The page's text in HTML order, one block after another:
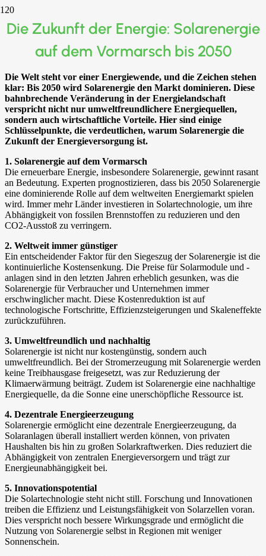
Die Zukunft der Energie: Solarenergie
auf dem Vormarsch bis 2050
Die Welt steht vor einer Energiewende, und die Zeichen stehen
klar: Bis 2050 wird Solarenergie den Markt dominieren. Diese
bahnbrechende Veränderung in der Energielandschaft
verspricht nicht nur umweltfreundlichere Energiequellen,
sondern auch wirtschaftliche Vorteile. Hier sind einige
Schlüsselpunkte, die verdeutlichen, warum Solarenergie die
Zukunft der Energieversorgung ist.
1. Solarenergie auf dem Vormarsch
Die erneuerbare Energie, insbesondere Solarenergie, gewinnt rasant
an Bedeutung. Experten prognostizieren, dass bis 2050 Solarenergie
eine dominierende Rolle auf dem weltweiten Energiemarkt spielen
wird. Immer mehr Länder investieren in Solartechnologie, um ihre
Abhängigkeit von fossilen Brennstoffen zu reduzieren und den
CO2-Ausstoß zu verringern.
2. Weltweit immer günstiger
Ein entscheidender Faktor für den Siegeszug der Solarenergie ist die
kontinuierliche Kostensenkung. Die Preise für Solarmodule und -
anlagen sind in den letzten Jahren erheblich gesunken, was die
Solarenergie für Verbraucher und Unternehmen immer
erschwinglicher macht. Diese Kostenreduktion ist auf
technologische Fortschritte, Effizienzsteigerungen und Skaleneffekte
zurückzuführen.
3. Umweltfreundlich und nachhaltig
Solarenergie ist nicht nur kostengünstig, sondern auch
umweltfreundlich. Bei der Stromerzeugung mit Solarenergie werden
keine Treibhausgase freigesetzt, was zur Reduzierung der
Klimaerwärmung beiträgt. Zudem ist Solarenergie eine nachhaltige
Energiequelle, da die Sonne eine unerschöpfliche Ressource ist.
4. Dezentrale Energieerzeugung
Solarenergie ermöglicht eine dezentrale Energieerzeugung, da
Solaranlagen überall installiert werden können, von privaten
Haushalten bis hin zu großen Solarkraftwerken. Dies reduziert die
Abhängigkeit von zentralen Energieversorgern und trägt zur
Energieunabhängigkeit bei.
5. Innovationspotential
Die Solartechnologie steht nicht still. Forschung und Innovationen
treiben die Effizienz und Leistungsfähigkeit von Solarzellen voran.
Dies verspricht noch bessere Wirkungsgrade und ermöglicht die
Nutzung von Solarenergie selbst in Regionen mit weniger
Sonnenschein.